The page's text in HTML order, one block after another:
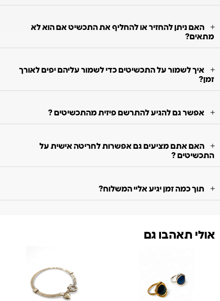
האם ניתן להחזיר או להחליף את התכשיט אם הוא לא
מתאים?
איך לשמור על התכשיטים כדי לשמור עליהם יפים לאורך
זמן?
אפשר גם להגיע להתרשם פיזית מהתכשיטים ?
האם אתם מציעים גם אפשרות לחריטה אישית על
התכשיטים ?
תוך כמה זמן יגיע אליי המשלוח?
אולי תאהבו גם